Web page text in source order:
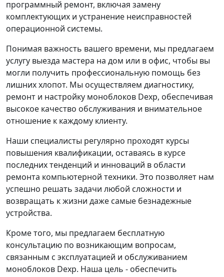
программный ремонт, включая замену
комплектующих и устранение неисправностей
операционной системы.
Понимая важность вашего времени, мы предлагаем
услугу выезда мастера на дом или в офис, чтобы вы
могли получить профессиональную помощь без
лишних хлопот. Мы осуществляем диагностику,
ремонт и настройку моноблоков Dexp, обеспечивая
высокое качество обслуживания и внимательное
отношение к каждому клиенту.
Наши специалисты регулярно проходят курсы
повышения квалификации, оставаясь в курсе
последних тенденций и инноваций в области
ремонта компьютерной техники. Это позволяет нам
успешно решать задачи любой сложности и
возвращать к жизни даже самые безнадежные
устройства.
Кроме того, мы предлагаем бесплатную
консультацию по возникающим вопросам,
связанным с эксплуатацией и обслуживанием
моноблоков Dexp. Наша цель - обеспечить